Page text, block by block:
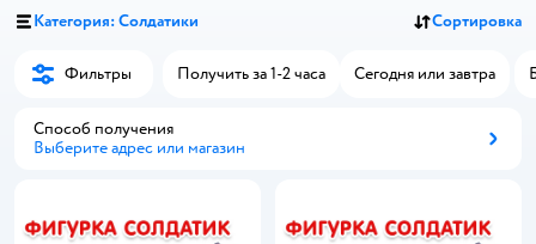
Категория: Солдатики Сортировка
Фильтры Получить за 1-2 часа Сегодня или завтра
Способ получения
Выберите адрес или магазин